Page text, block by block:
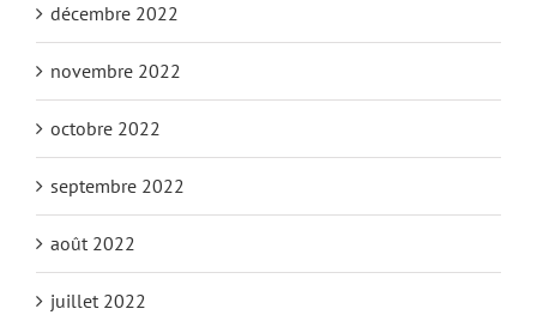
décembre 2022
novembre 2022
octobre 2022
septembre 2022
août 2022
juillet 2022